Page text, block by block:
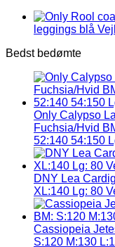
leggings blå
Bedst bedømte
Only Calypso
Fuchsia/Hvid
52:140 54:150
DNY Lea
XL:140 Lg: 80
Cassiopeia
S:120 M:130